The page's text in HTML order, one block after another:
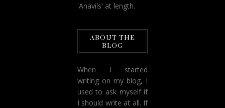
'Anavils' at length.
ABOUT THE
BLOG
When I started
writing on my blog, I
used to ask myself if
I should write at all. If